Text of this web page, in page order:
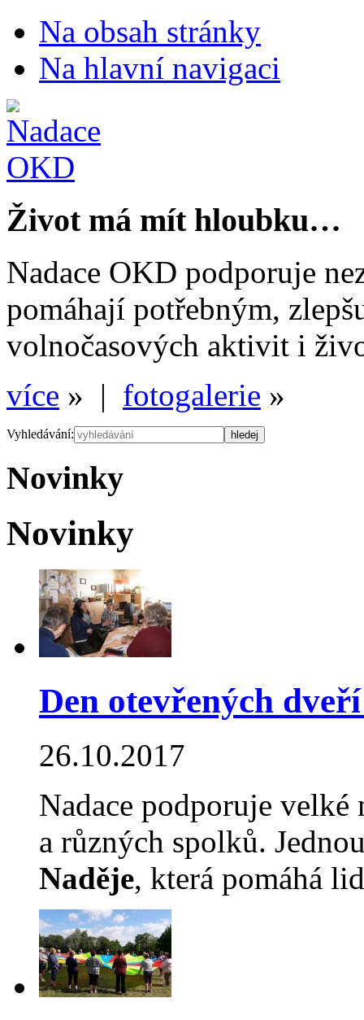
Na obsah stránky
Na hlavní navigaci
Život má mít hloubku…
Nadace OKD podporuje
pomáhají potřebným,
volnočasových aktivit i
více » | fotogalerie »
Vyhledávání:
Novinky
Novinky
Den otevřených
26.10.2017
Nadace podporuje
a různých spolků.
Naděje, která pomáhá